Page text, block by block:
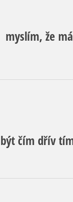
myslím, že
čím dřív